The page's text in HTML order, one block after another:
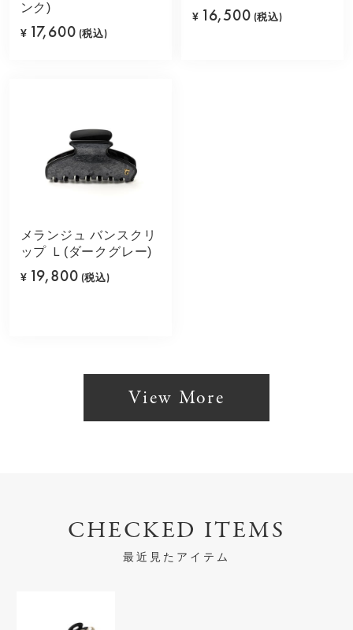
ンク)
¥ 17,600 (税込)
¥ 16,500 (税込)
メランジュ バンスクリ
ップ Ｌ(ダークグレー)
¥ 19,800 (税込)
View More
CHECKED ITEMS
最近見たアイテム